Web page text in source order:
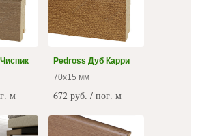
м
Pedross Дуб Карри
70x15 мм
672 руб. / пог. м